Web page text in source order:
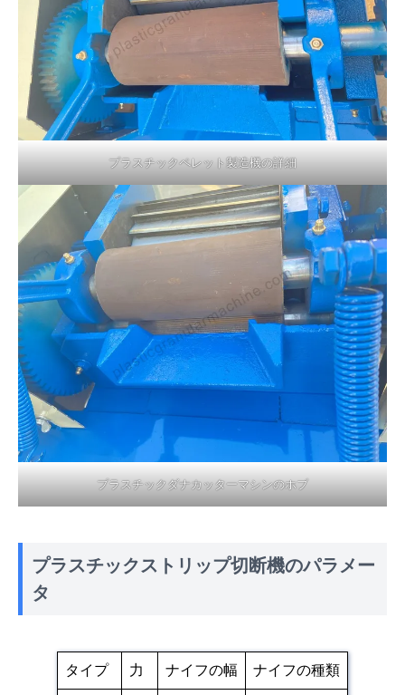
プラスチックペレット製造機の詳細
プラスチックダナカッターマシンのホブ
プラスチックストリップ切断機のパラメー
タ
タイプ 力 ナイフの幅
ナイフの種類